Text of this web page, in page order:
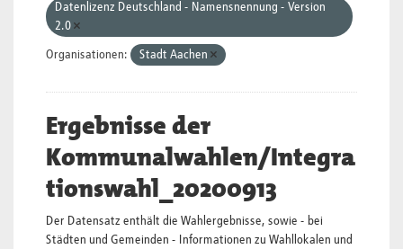
Datenlizenz Deutschland - Namensnennung - Version
2.0
Organisationen: Stadt Aachen
Ergebnisse der
Kommunalwahlen/Integra
tionswahl_20200913
Der Datensatz enthält die Wahlergebnisse, sowie - bei
Städten und Gemeinden - Informationen zu Wahllokalen und